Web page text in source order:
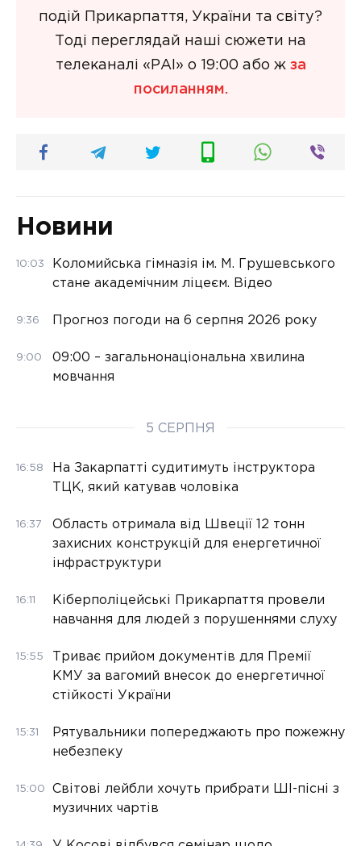
подій Прикарпаття, України та світу?
Тоді переглядай наші сюжети на
телеканалі «РАІ» о 19:00 або ж за
посиланням.
Новини
10:03
Коломийська гімназія ім. М. Грушевського
стане академічним ліцеєм. Відео
9:36 Прогноз погоди на 6 серпня 2026 року
9:00
09:00 – загальнонаціональна хвилина
мовчання
5 СЕРПНЯ
16:58
На Закарпатті судитимуть інструктора
ТЦК, який катував чоловіка
16:37
Область отримала від Швеції 12 тонн
захисних конструкцій для енергетичної
інфраструктури
16:11
Кіберполіцейські Прикарпаття провели
навчання для людей з порушеннями слуху
15:55
Триває прийом документів для Премії
КМУ за вагомий внесок до енергетичної
стійкості України
15:31
Рятувальники попереджають про пожежну
небезпеку
15:00
Світові лейбли хочуть прибрати ШІ-пісні з
музичних чартів